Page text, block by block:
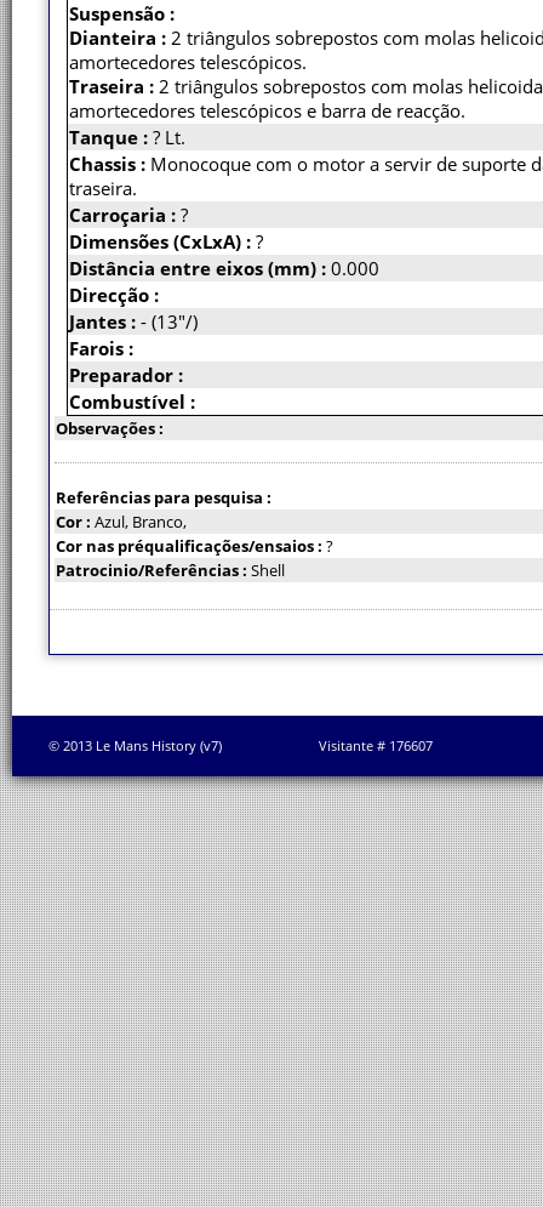
Suspensão :
Dianteira : 2 triângulos sobrepostos com molas
amortecedores telescópicos.
Traseira : 2 triângulos sobrepostos com molas
amortecedores telescópicos e barra de reacção.
Tanque : ? Lt.
Chassis : Monocoque com o motor a servir de suporte
traseira.
Carroçaria : ?
Dimensões (CxLxA) : ?
Distância entre eixos (mm) : 0.000
Direcção :
Jantes : - (13"/)
Farois :
Preparador :
Combustível :
Observações :
Referências para pesquisa :
Cor : Azul, Branco,
Cor nas préqualificações/ensaios : ?
Patrocinio/Referências : Shell
© 2013 Le Mans History (v7) Visitante # 176607